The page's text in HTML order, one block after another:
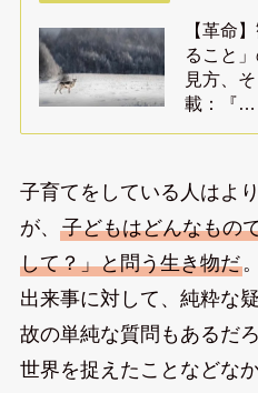
【革命
ること
見方、
載：『…
子育てをしている人はよ
が、 子どもはどんなもの
して？」と問う生き物だ
出来事に対して、純粋な
故の単純な質問もあるだ
世界を捉えたことなどな